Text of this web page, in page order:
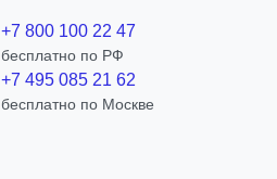
+7 800 100 22 47
бесплатно по РФ
+7 495 085 21 62
бесплатно по Москве